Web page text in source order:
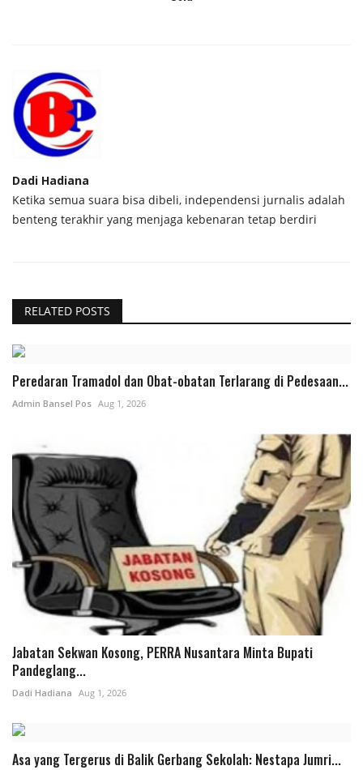
Dadi Hadiana
Ketika semua suara bisa dibeli, independensi jurnalis adalah
benteng terakhir yang menjaga kebenaran tetap berdiri
RELATED POSTS
Peredaran Tramadol dan Obat-obatan Terlarang di Pedesaan...
Admin Bansel Pos Aug 1, 2026
Jabatan Sekwan Kosong, PERRA Nusantara Minta Bupati
Pandeglang...
Dadi Hadiana Aug 1, 2026
Asa yang Tergerus di Balik Gerbang Sekolah: Nestapa Jumri...